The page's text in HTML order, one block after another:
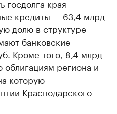
госдолга края
кредиты — 63,4 млрд
долю в структуре
банковские
Кроме того, 8,4 млрд
облигациям региона и
которую
Краснодарского